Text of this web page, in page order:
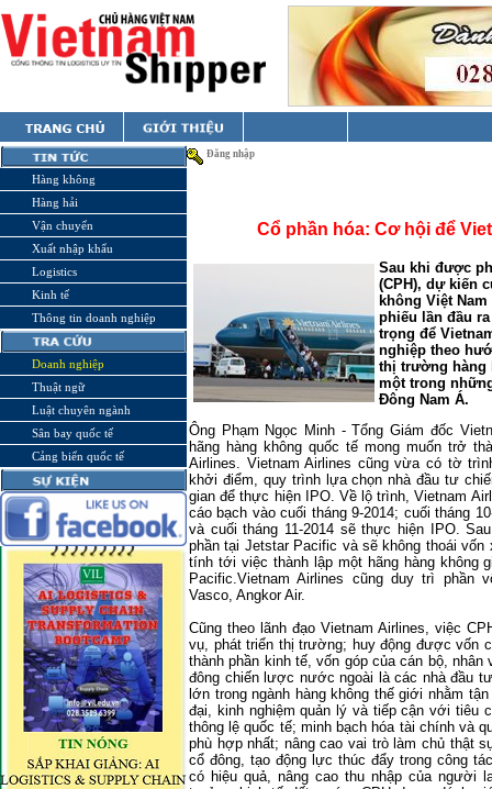
Hàng không
Hàng hải
Vận chuyển
Xuất nhập khẩu
Logistics
Kinh tế
Thông tin doanh nghiệp
Doanh nghiệp
Thuật ngữ
Luật chuyên ngành
Sân bay quốc tế
Cảng biển quốc tế
Đăng nhập
Cổ phần hóa: Cơ hội để
Sau khi được
(CPH), dự kiến
không Việt
phiếu lần đầu
trọng để
nghiệp theo
thị trường hàng
một trong
Đông Nam Á.
Ông Phạm Ngọc Minh - Tổng Giám đốc
hãng hàng không quốc tế mong muốn trở
Airlines. Vietnam Airlines cũng vừa có tờ
khởi điểm, quy trình lựa chọn nhà đầu tư
gian để thực hiện IPO. Về lộ trình, Vietnam
cáo bạch vào cuối tháng 9-2014; cuối tháng
và cuối tháng 11-2014 sẽ thực hiện IPO.
phần tại Jetstar Pacific và sẽ không thoái
tính tới việc thành lập một hãng hàng không
Pacific.Vietnam Airlines cũng duy trì phần
Vasco, Angkor Air.
Cũng theo lãnh đạo Vietnam Airlines, việc
vụ, phát triển thị trường; huy động được vốn
thành phần kinh tế, vốn góp của cán bộ,
đông chiến lược nước ngoài là các nhà đầu
lớn trong ngành hàng không thế giới nhằm
đại, kinh nghiệm quản lý và tiếp cận với tiêu
thông lệ quốc tế; minh bạch hóa tài chính và
phù hợp nhất; nâng cao vai trò làm chủ thật
cổ đông, tạo động lực thúc đẩy trong công
có hiệu quả, nâng cao thu nhập của người